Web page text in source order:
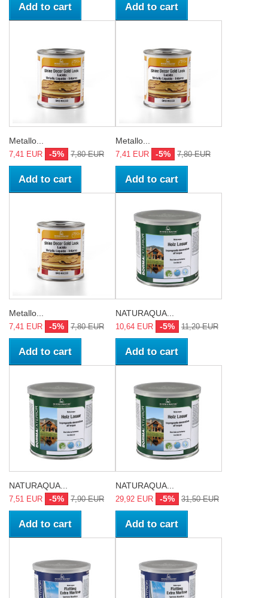
Add to cart Add to cart
Metallo...
7,41 EUR -5% 7,80 EUR
Add to cart
Metallo...
7,41 EUR -5% 7,80 EUR
Add to cart
Metallo...
7,41 EUR -5% 7,80 EUR
Add to cart
NATURAQUA...
10,64 EUR -5% 11,20 EUR
Add to cart
NATURAQUA...
7,51 EUR -5% 7,90 EUR
Add to cart
NATURAQUA...
29,92 EUR -5% 31,50 EUR
Add to cart